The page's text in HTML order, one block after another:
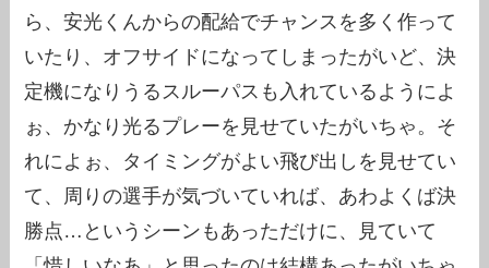
ら、安光くんからの配給でチャンスを多く作って
いたり、オフサイドになってしまったがいど、決
定機になりうるスルーパスも入れているようによ
ぉ、かなり光るプレーを見せていたがいちゃ。そ
れによぉ、タイミングがよい飛び出しを見せてい
て、周りの選手が気づいていれば、あわよくば決
勝点…というシーンもあっただけに、見ていて